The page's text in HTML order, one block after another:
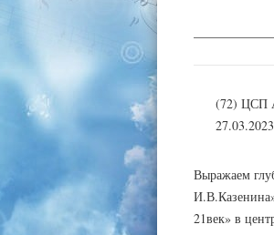
(72) ЦСП
27.03.2023
Выражаем
21век» в